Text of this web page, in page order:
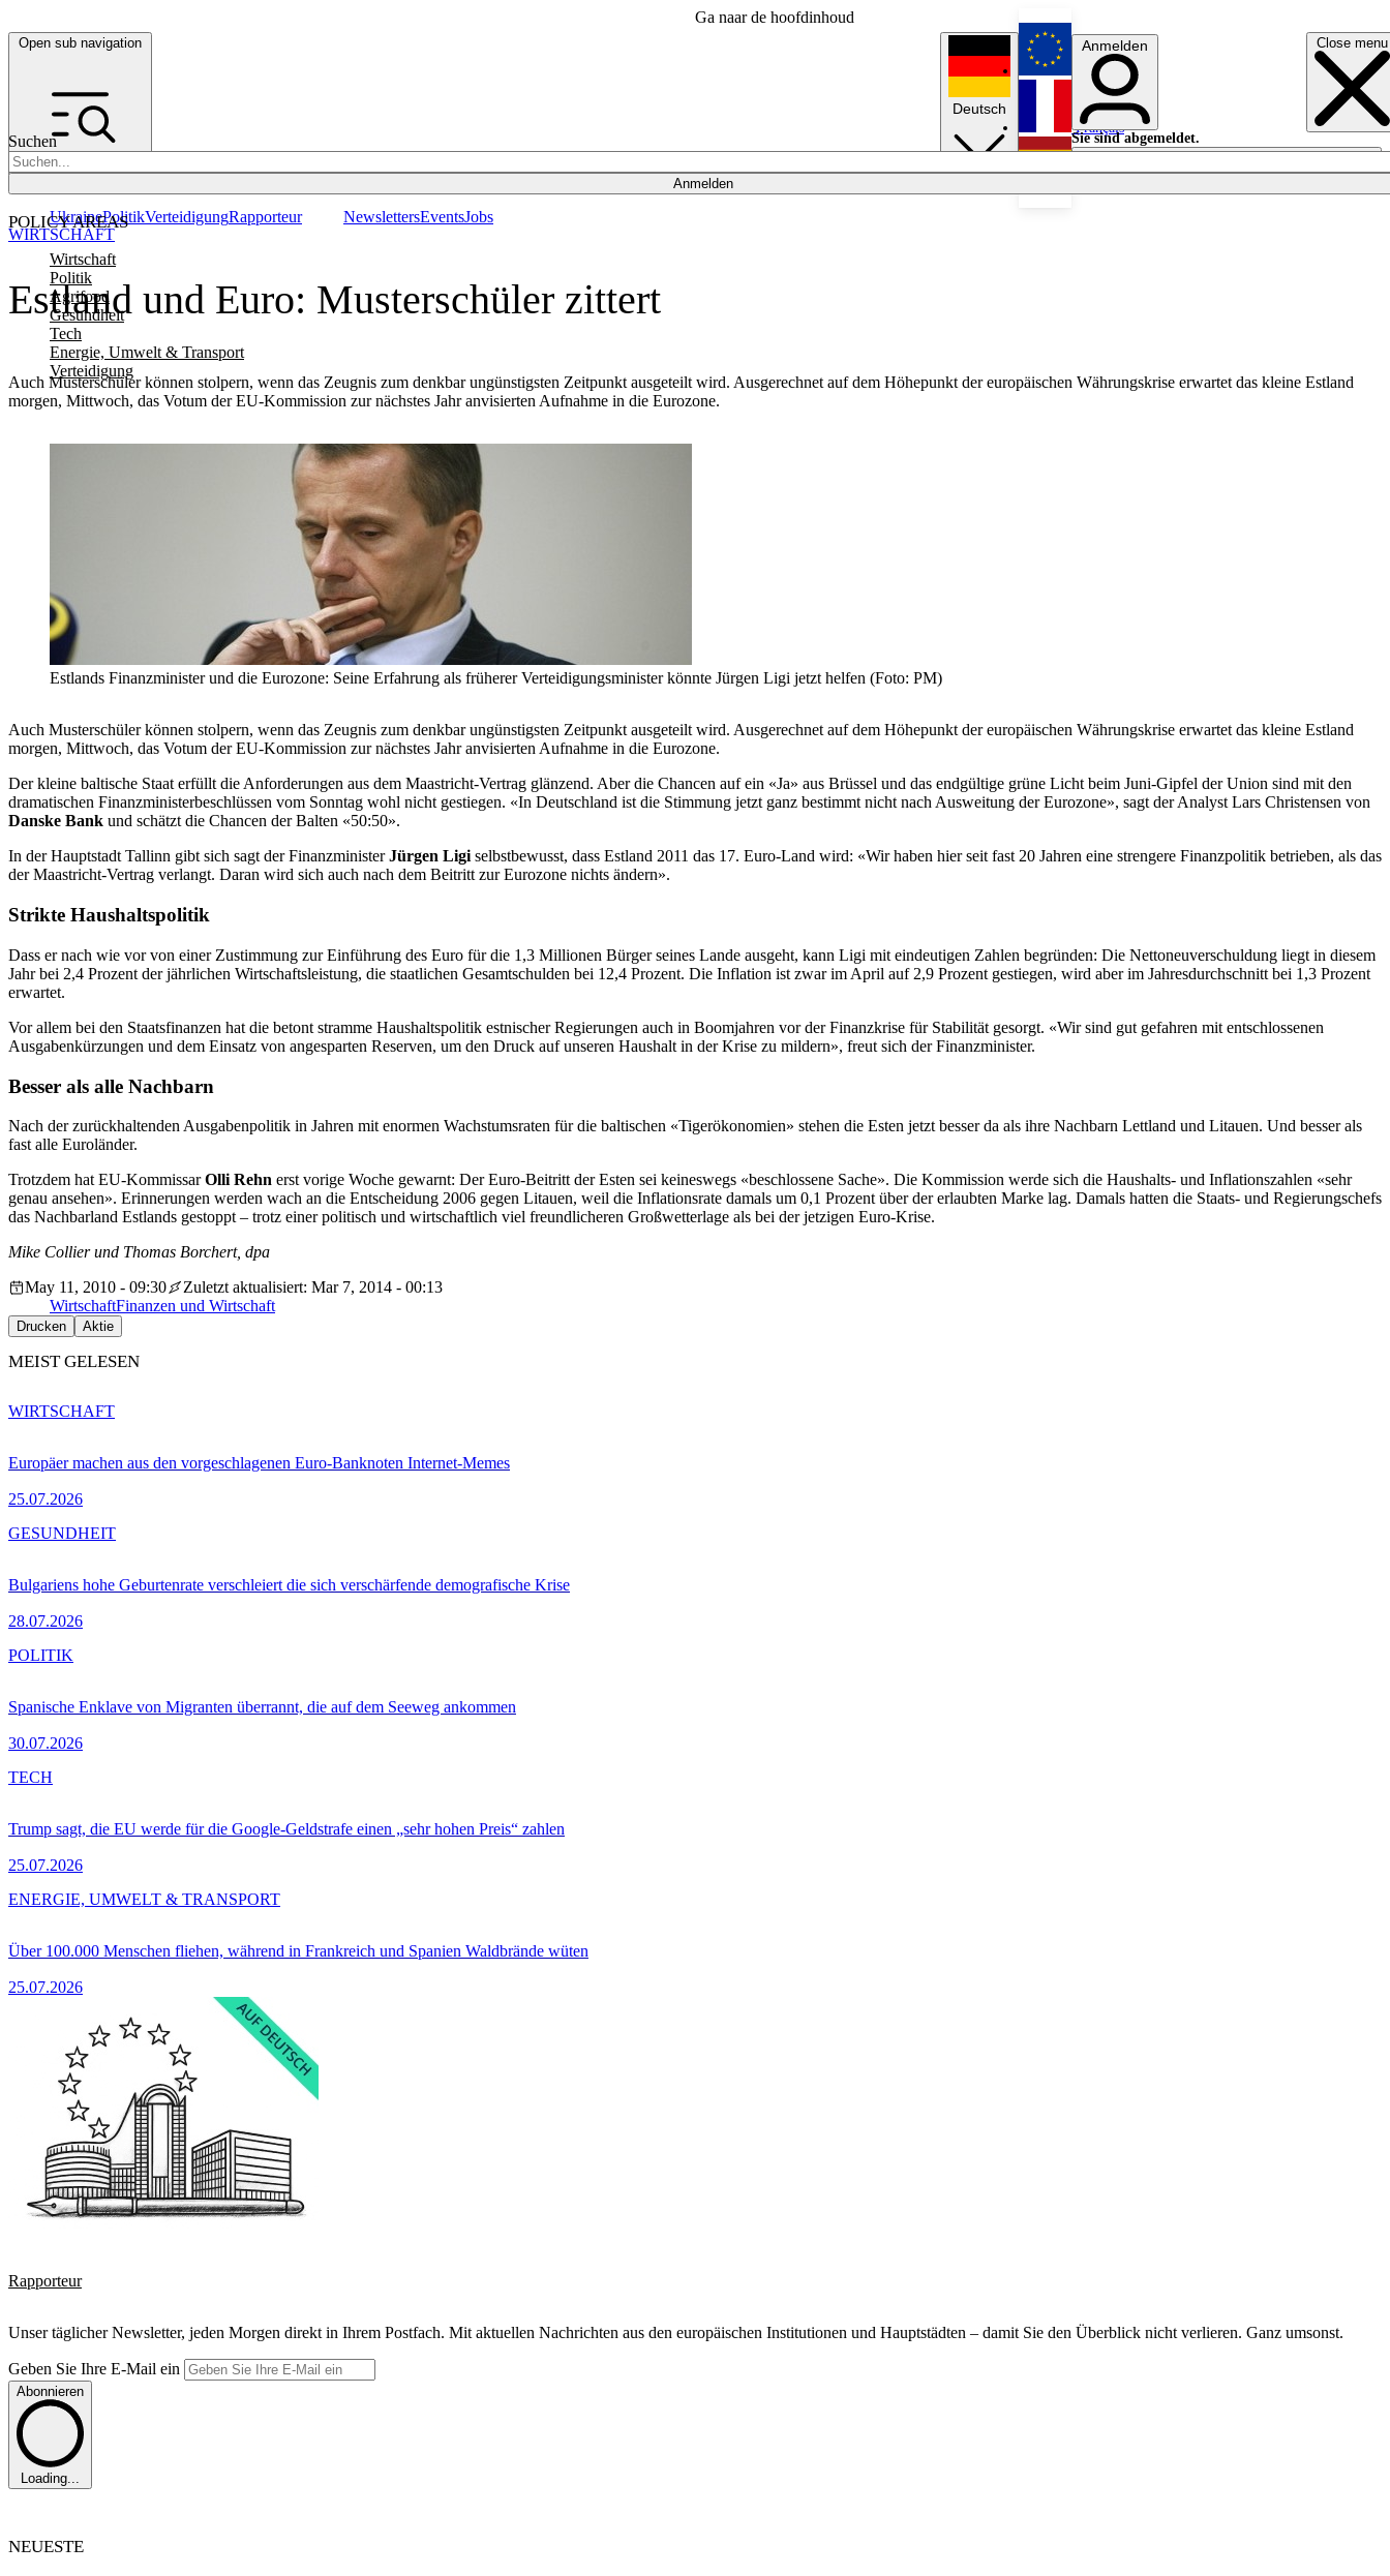
Ga naar de hoofdinhoud
Open sub navigation Close menu
Suchen
Anmelden
POLICY AREAS
Wirtschaft
Politik
Agrifood
Gesundheit
Tech
Energie, Umwelt & Transport
Verteidigung
UkrainePolitikVerteidigungRapporteur NewslettersEventsJobs
Deutsch
English
Français
Anmelden
Sie sind abgemeldet.
Anmelden
Licht aus
Estland und Euro: Musterschüler zittert
Auch Musterschüler können stolpern, wenn das Zeugnis zum denkbar ungünstigsten Zeitpunkt ausgeteilt wird. Ausgerechnet auf dem Höhepunkt der europäischen Währungskrise erwartet das kleine Estland
morgen, Mittwoch, das Votum der EU-Kommission zur nächstes Jahr anvisierten Aufnahme in die Eurozone.
WIRTSCHAFT
Estlands Finanzminister und die Eurozone: Seine Erfahrung als früherer Verteidigungsminister könnte Jürgen Ligi jetzt helfen (Foto: PM)
Auch Musterschüler können stolpern, wenn das Zeugnis zum denkbar ungünstigsten Zeitpunkt ausgeteilt wird. Ausgerechnet auf dem Höhepunkt der europäischen Währungskrise erwartet das kleine Estland
morgen, Mittwoch, das Votum der EU-Kommission zur nächstes Jahr anvisierten Aufnahme in die Eurozone.
Der kleine baltische Staat erfüllt die Anforderungen aus dem Maastricht-Vertrag glänzend. Aber die Chancen auf ein «Ja» aus Brüssel und das endgültige grüne Licht beim Juni-Gipfel der Union sind mit den
dramatischen Finanzministerbeschlüssen vom Sonntag wohl nicht gestiegen. «In Deutschland ist die Stimmung jetzt ganz bestimmt nicht nach Ausweitung der Eurozone», sagt der Analyst Lars Christensen von
Danske Bank und schätzt die Chancen der Balten «50:50».
In der Hauptstadt Tallinn gibt sich sagt der FinanzministerJürgen Ligi selbstbewusst, dass Estland 2011 das 17. Euro-Land wird: «Wir haben hier seit fast 20 Jahren eine strengere Finanzpolitik betrieben, als das
der Maastricht-Vertrag verlangt. Daran wird sich auch nach dem Beitritt zur Eurozone nichts ändern».
Strikte Haushaltspolitik
Dass er nach wie vor von einer Zustimmung zur Einführung des Euro für die 1,3 Millionen Bürger seines Lande ausgeht, kann Ligi mit eindeutigen Zahlen begründen: Die Nettoneuverschuldung liegt in diesem
Jahr bei 2,4 Prozent der jährlichen Wirtschaftsleistung, die staatlichen Gesamtschulden bei 12,4 Prozent. Die Inflation ist zwar im April auf 2,9 Prozent gestiegen, wird aber im Jahresdurchschnitt bei 1,3 Prozent
erwartet.
Vor allem bei den Staatsfinanzen hat die betont stramme Haushaltspolitik estnischer Regierungen auch in Boomjahren vor der Finanzkrise für Stabilität gesorgt. «Wir sind gut gefahren mit entschlossenen
Ausgabenkürzungen und dem Einsatz von angesparten Reserven, um den Druck auf unseren Haushalt in der Krise zu mildern», freut sich der Finanzminister.
Besser als alle Nachbarn
Nach der zurückhaltenden Ausgabenpolitik in Jahren mit enormen Wachstumsraten für die baltischen «Tigerökonomien» stehen die Esten jetzt besser da als ihre Nachbarn Lettland und Litauen. Und besser als
fast alle Euroländer.
Trotzdem hat EU-KommissarOlli Rehn erst vorige Woche gewarnt: Der Euro-Beitritt der Esten sei keineswegs «beschlossene Sache». Die Kommission werde sich die Haushalts- und Inflationszahlen «sehr
genau ansehen». Erinnerungen werden wach an die Entscheidung 2006 gegen Litauen, weil die Inflationsrate damals um 0,1 Prozent über der erlaubten Marke lag. Damals hatten die Staats- und Regierungschefs
das Nachbarland Estlands gestoppt – trotz einer politisch und wirtschaftlich viel freundlicheren Großwetterlage als bei der jetzigen Euro-Krise.
Mike Collier und Thomas Borchert, dpa
May 11, 2010 - 09:30
Zuletzt aktualisiert: Mar 7, 2014 - 00:13
WirtschaftFinanzen und Wirtschaft
Drucken Aktie
MEIST GELESEN
Europäer machen aus den vorgeschlagenen Euro-Banknoten Internet-Memes
25.07.2026
WIRTSCHAFT
Bulgariens hohe Geburtenrate verschleiert die sich verschärfende demografische Krise
28.07.2026
GESUNDHEIT
Spanische Enklave von Migranten überrannt, die auf dem Seeweg ankommen
30.07.2026
POLITIK
Trump sagt, die EU werde für die Google-Geldstrafe einen „sehr hohen Preis“ zahlen
25.07.2026
TECH
Über 100.000 Menschen fliehen, während in Frankreich und Spanien Waldbrände wüten
25.07.2026
ENERGIE, UMWELT & TRANSPORT
Rapporteur
Unser täglicher Newsletter, jeden Morgen direkt in Ihrem Postfach. Mit aktuellen Nachrichten aus den europäischen Institutionen und Hauptstädten – damit Sie den Überblick nicht verlieren. Ganz umsonst.
Geben Sie Ihre E-Mail ein
Abonnieren
Loading...
NEUESTE